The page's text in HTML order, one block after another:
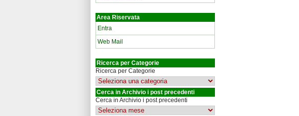
Area Riservata
Entra
Web Mail
Ricerca per Categorie
Ricerca per Categorie
Cerca in Archivio i post precedenti
Cerca in Archivio i post precedenti